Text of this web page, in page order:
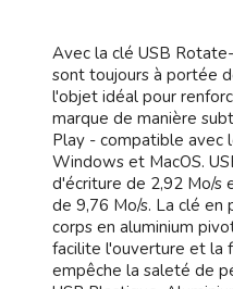
Avec la clé USB
sont toujours à portée
l'objet idéal pour
marque de manière
Play - compatible avec
Windows et MacOS.
d'écriture de 2,92 Mo/s
de 9,76 Mo/s. La clé
corps en aluminium
facilite l'ouverture et la
empêche la saleté de